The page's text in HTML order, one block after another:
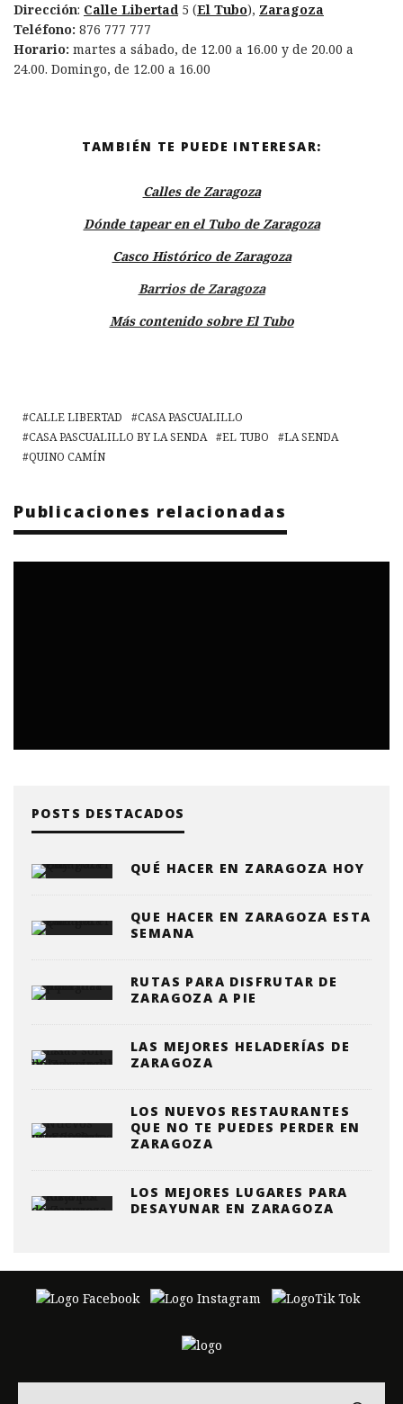
Dirección: Calle Libertad5 (El Tubo), Zaragoza
Teléfono: 876 777 777
Horario: martes a sábado, de 12.00 a 16.00 y de 20.00 a
24.00. Domingo, de 12.00 a 16.00
TAMBIÉN TE PUEDE INTERESAR:
Calles de Zaragoza
Dónde tapear en el Tubo de Zaragoza
Casco Histórico de Zaragoza
Barrios de Zaragoza
Más contenido sobre El Tubo
CALLE LIBERTAD
CASA PASCUALILLO
CASA PASCUALILLO BY LA SENDA
EL TUBO
LA SENDA
QUINO CAMÍN
Publicaciones relacionadas
POSTS DESTACADOS
QUÉ HACER EN ZARAGOZA HOY
QUE HACER EN ZARAGOZA ESTA
SEMANA
RUTAS PARA DISFRUTAR DE
ZARAGOZA A PIE
LAS MEJORES HELADERÍAS DE
ZARAGOZA
LOS NUEVOS RESTAURANTES
QUE NO TE PUEDES PERDER EN
ZARAGOZA
LOS MEJORES LUGARES PARA
DESAYUNAR EN ZARAGOZA